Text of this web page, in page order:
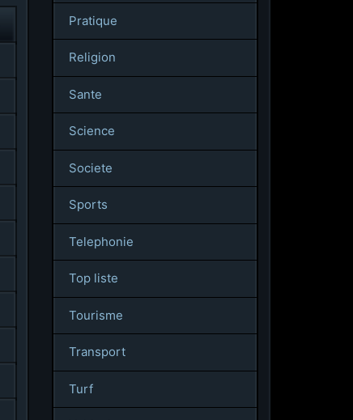
Pratique
Religion
Sante
Science
Societe
Sports
Telephonie
Top liste
Tourisme
Transport
Turf